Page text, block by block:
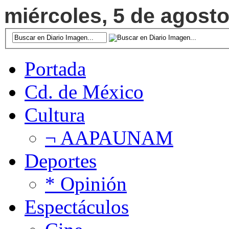
miércoles, 5 de
Portada
Cd. de México
Cultura
¬ AAPAUNAM
Deportes
* Opinión
Espectáculos